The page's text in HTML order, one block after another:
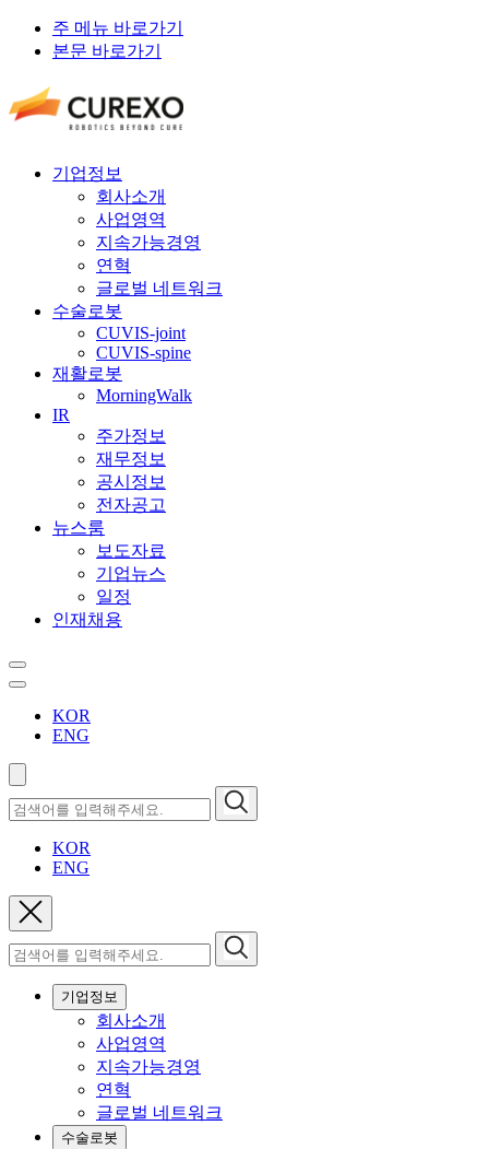
주 메뉴 바로가기
본문 바로가기
기업정보
회사소개
사업영역
지속가능경영
연혁
글로벌 네트워크
수술로봇
CUVIS-joint
CUVIS-spine
재활로봇
MorningWalk
IR
주가정보
재무정보
공시정보
전자공고
뉴스룸
보도자료
기업뉴스
일정
인재채용
KOR
ENG
KOR
ENG
기업정보
회사소개
사업영역
지속가능경영
연혁
글로벌 네트워크
수술로봇